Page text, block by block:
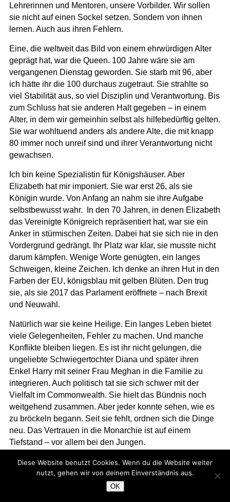
Lehrerinnen und Mentoren, unsere Vorbilder. Wir sollen
sie nicht auf einen Sockel setzen. Sondern von ihnen
lernen. Auch aus ihren Fehlern.
Eine, die weltweit das Bild von einem ehrwürdigen Alter
geprägt hat, war die Queen. 100 Jahre wäre sie am
vergangenen Dienstag geworden. Sie starb mit 96, aber
ich hätte ihr die 100 durchaus zugetraut. Sie strahlte so
viel Stabilität aus, so viel Disziplin und Verantwortung. Bis
zum Schluss hat sie anderen Halt gegeben – in einem
Alter, in dem wir gemeinhin selbst als hilfebedürftig gelten.
Sie war wohltuend anders als andere Alte, die mit knapp
80 immer noch unreif sind und ihrer Verantwortung nicht
gewachsen.
Ich bin keine Spezialistin für Königshäuser. Aber
Elizabeth hat mir imponiert. Sie war erst 26, als sie
Königin wurde. Von Anfang an nahm sie ihre Aufgabe
selbstbewusst wahr. In den 70 Jahren, in denen Elizabeth
das Vereinigte Königreich repräsentiert hat, war sie ein
Anker in stürmischen Zeiten. Dabei hat sie sich nie in den
Vordergrund gedrängt. Ihr Platz war klar, sie musste nicht
darum kämpfen. Wenige Worte genügten, ein langes
Schweigen, kleine Zeichen. Ich denke an ihren Hut in den
Farben der EU, königsblau mit gelben Blüten. Den trug
sie, als sie 2017 das Parlament eröffnete – nach Brexit
und Neuwahl.
Natürlich war sie keine Heilige. Ein langes Leben bietet
viele Gelegenheiten, Fehler zu machen. Und manche
Konflikte bleiben liegen. Es ist ihr nicht gelungen, die
ungeliebte Schwiegertochter Diana und später ihren
Enkel Harry mit seiner Frau Meghan in die Familie zu
integrieren. Auch politisch tat sie sich schwer mit der
Vielfalt im Commonwealth. Sie hielt das Bündnis noch
weitgehend zusammen. Aber jeder konnte sehen, wie es
zu bröckeln begann. Seit sie fehlt, ordnen sich die Dinge
neu. Das Vertrauen in die Monarchie ist auf einem
Tiefstand – vor allem bei den Jungen.
Am 21. April wäre die Queen also 100 geworden. Zu
ihrem Festtag hat das Königshaus viele eingeladen, die
dieses Jahr ihren 100. feiern. Es ist nicht
Diese Website benutzt Cookies. Wenn du die Website weiter
nutzt, gehen wir von deinem Einverständnis aus.
OK